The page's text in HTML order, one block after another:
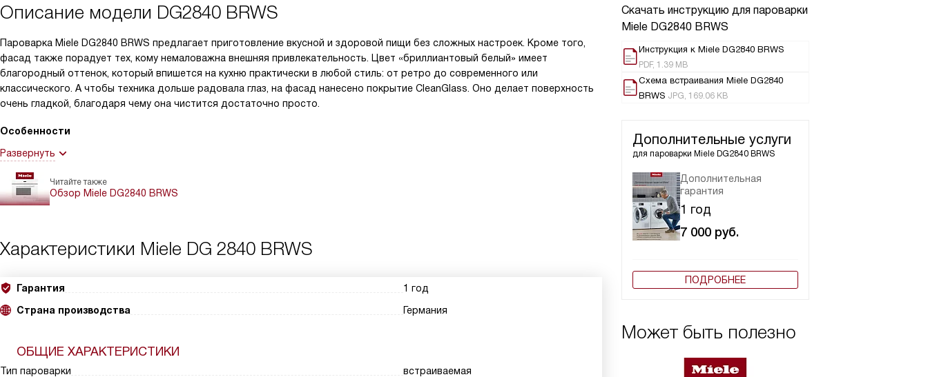
Скачать инструкцию для пароварки
Miele DG2840 BRWS
Инструкция к Miele DG2840 BRWS
PDF, 1.39 MB
Схема встраивания Miele DG2840
BRWS JPG, 169.06 KB
Дополнительные услуги
для пароварки Miele DG2840 BRWS
Дополнительная
гарантия
1 год
7 000 руб.
ПОДРОБНЕЕ
Может быть полезно
Описание модели DG2840 BRWS
Пароварка Miele DG2840 BRWS предлагает приготовление вкусной и здоровой пищи без сложных настроек. Кроме того,
фасад также порадует тех, кому немаловажна внешняя привлекательность. Цвет «бриллиантовый белый» имеет
благородный оттенок, который впишется на кухню практически в любой стиль: от ретро до современного или
классического. А чтобы техника дольше радовала глаз, на фасад нанесено покрытие CleanGlass. Оно делает поверхность
очень гладкой, благодаря чему она чистится достаточно просто.
Особенности
Развернуть
Читайте также
Обзор Miele DG2840 BRWS
Характеристики Miele DG 2840 BRWS
Гарантия
1 год
Страна производства
Германия
ОБЩИЕ ХАРАКТЕРИСТИКИ
Тип пароварки
встраиваемая